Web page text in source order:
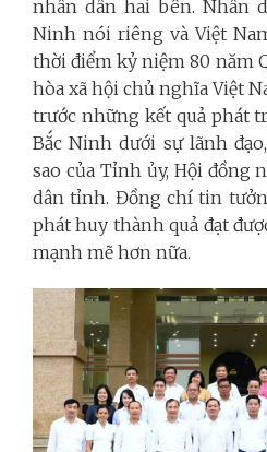
nhân dân hai bên. Nhân
Ninh nói riêng và Việt
thời điểm kỷ niệm 80 năm
hòa xã hội chủ nghĩa Việt
trước những kết quả phát
Bắc Ninh dưới sự lãnh
sao của Tỉnh ủy, Hội đồng
dân tỉnh. Đồng chí tin
phát huy thành quả đạt
mạnh mẽ hơn nữa.